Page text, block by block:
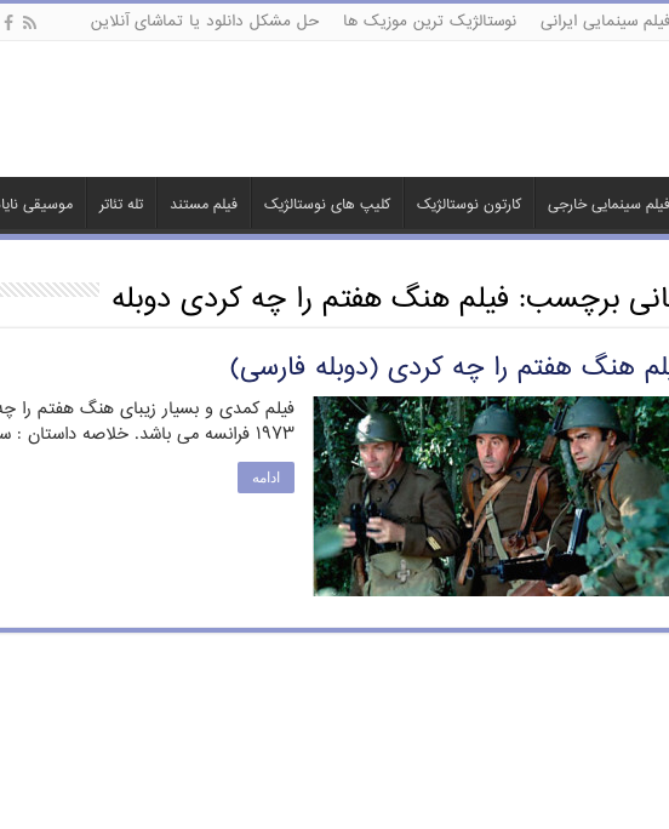
فیلم سینمایی ایرانی نوستالژیک ترین موزیک ها حل مشکل دانلود یا تماشای آنلاین
فیلم سینمایی خارجی کارتون نوستالژیک کلیپ های نوستالژیک فیلم مستند تله تئاتر موسیقی
برچسب: فیلم هنگ هفتم را چه کردی دوبله
هنگ هفتم را چه کردی (دوبله فارسی)
فیلم کمدی و بسیار زیبای هنگ هفتم
۱۹۷۳ فرانسه می باشد. خلاصه داستان : سه نفر …
ادامه